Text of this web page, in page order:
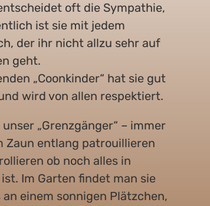
oft die Sympathie,
ist sie mit jedem
der ihr nicht allzu sehr auf
geht.
„Coonkinder“ hat sie gut
wird von allen respektiert.
„Grenzgänger“ – immer
Zaun entlang patrouillieren
ob noch alles in
Im Garten findet man sie
einem sonnigen Plätzchen,